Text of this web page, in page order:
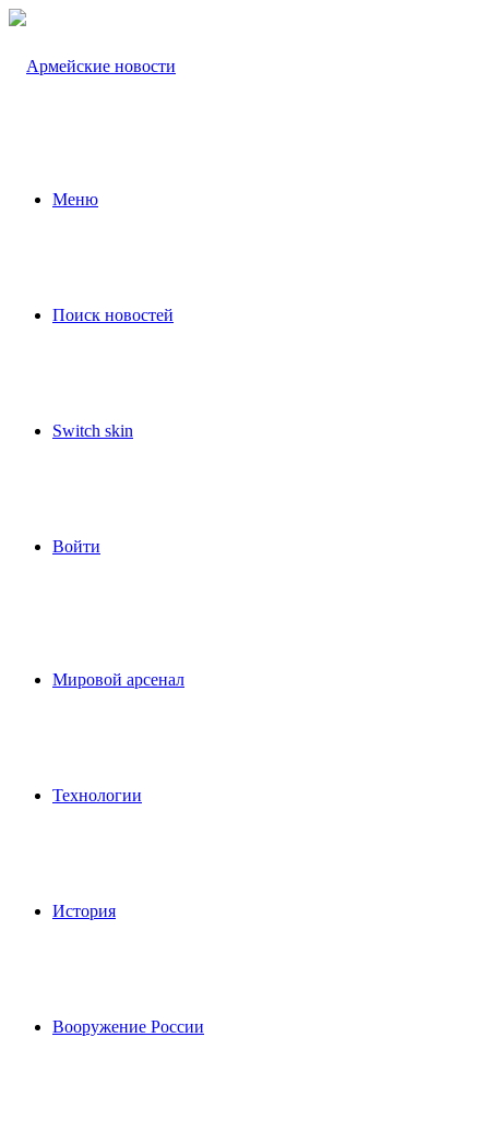
Меню
Поиск новостей
Switch skin
Войти
Мировой арсенал
Технологии
История
Вооружение России